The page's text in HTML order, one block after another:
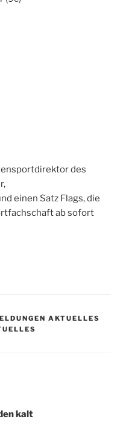
des
einen Satz Flags, die
ab sofort
AKTUELLES
kalt